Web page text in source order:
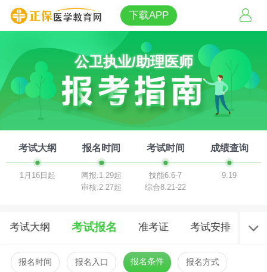
下载APP
公卫执业/助理医师
考试大纲
1月16日起
报名时间
网报:1.29起
审核:2.27起
考试时间
技能6.6-7
综合8.21-22
成绩查询
9.19
考试大纲 考试报名 准考证 考试安排 考
报名时间 报名入口 报名条件 报名方式